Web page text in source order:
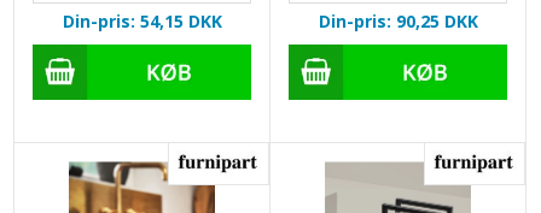
Din-pris: 54,15 DKK Din-pris: 90,25 DKK